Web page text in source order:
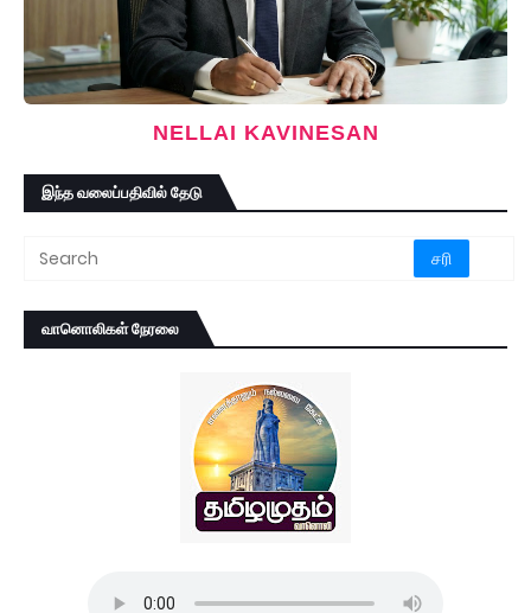
NELLAI KAVINESAN
இந்த வலைப்பதிவில் தேடு
வானொலிகள் நேரலை